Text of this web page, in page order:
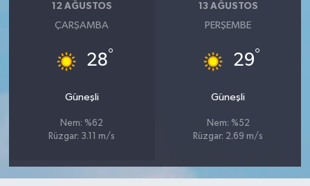
12 AĞUSTOS
ÇARŞAMBA
28°
Güneşli
Nem: %62
Rüzgar: 3.11 m/s
13 AĞUSTOS
PERŞEMBE
29°
Güneşli
Nem: %52
Rüzgar: 2.69 m/s